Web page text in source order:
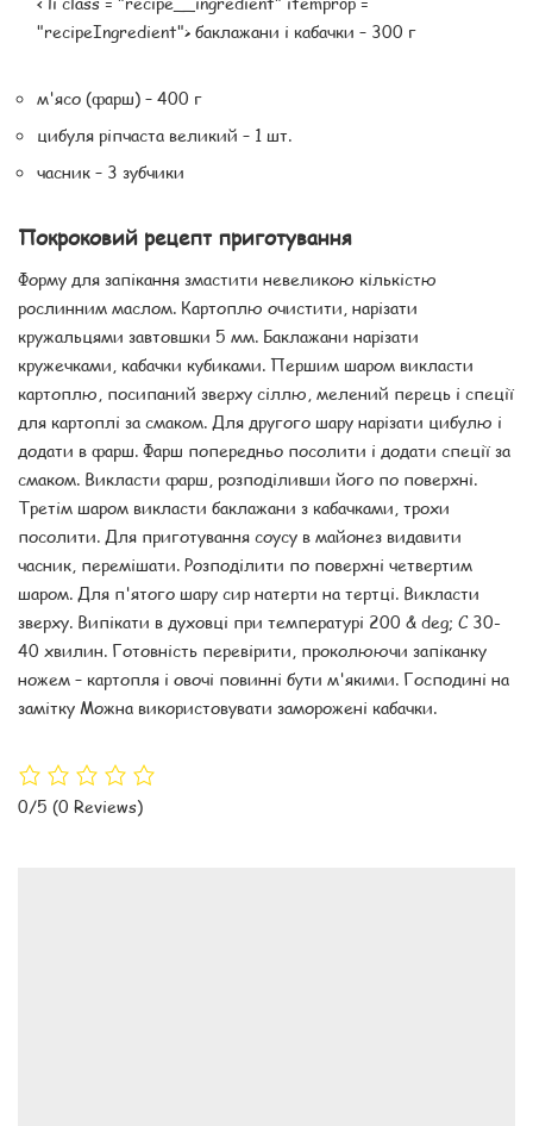
"recipeIngredient"> баклажани і кабачки – 300 г
м'ясо (фарш) – 400 г
цибуля ріпчаста великий – 1 шт.
часник – 3 зубчики
Покроковий рецепт приготування
Форму для запікання змастити невеликою кількістю
рослинним маслом. Картоплю очистити, нарізати
кружальцями завтовшки 5 мм. Баклажани нарізати
кружечками, кабачки кубиками. Першим шаром викласти
картоплю, посипаний зверху сіллю, мелений перець і спеції
для картоплі за смаком. Для другого шару нарізати цибулю і
додати в фарш. Фарш попередньо посолити і додати спеції за
смаком. Викласти фарш, розподіливши його по поверхні.
Третім шаром викласти баклажани з кабачками, трохи
посолити. Для приготування соусу в майонез видавити
часник, перемішати. Розподілити по поверхні четвертим
шаром. Для п'ятого шару сир натерти на тертці. Викласти
зверху. Випікати в духовці при температурі 200 & deg; C 30-
40 хвилин. Готовність перевірити, проколюючи запіканку
ножем – картопля і овочі повинні бути м'якими. Господині на
замітку Можна використовувати заморожені кабачки.
0/5 (0 Reviews)